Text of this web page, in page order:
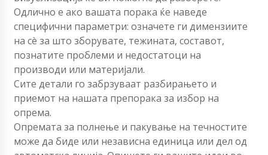
Одлично е ако вашата порака ќе наведе
специфични параметри: означете ги димензиите
на сè за што зборувате, тежината, составот,
познатите проблеми и недостатоци на
производи или материјали.
Сите детали го забрзуваат разбирањето и
приемот на нашата препорака за избор на
опрема.
Опремата за полнење и пакување на течностите
може да биде или независна единица или дел од